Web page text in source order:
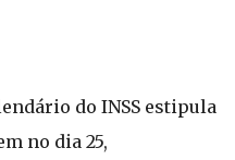
do INSS estipula
no dia 25,